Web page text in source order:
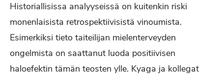
Historiallisissa analyyseissä on kuitenkin riski
monenlaisista retrospektiivisistä vinoumista.
Esimerkiksi tieto taiteilijan mielenterveyden
ongelmista on saattanut luoda positiivisen
haloefektin tämän teosten ylle. Kyaga ja kollegat